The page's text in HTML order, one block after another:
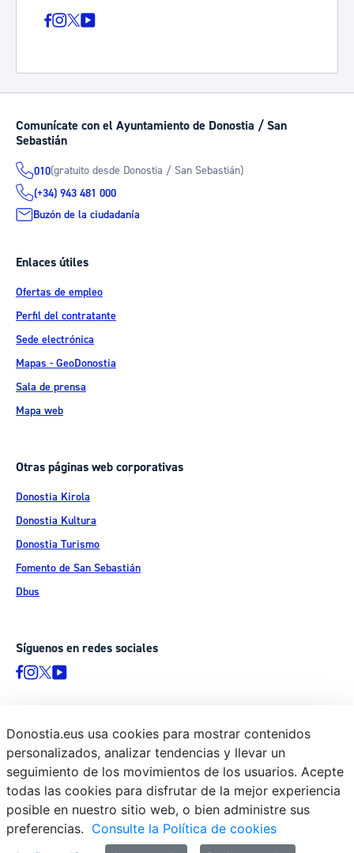
Comunícate con el Ayuntamiento de Donostia / San
Sebastián
010(gratuito desde Donostia / San Sebastián)
(+34) 943 481 000
Buzón de la ciudadanía
Enlaces útiles
Ofertas de empleo
Perfil del contratante
Sede electrónica
Mapas - GeoDonostia
Sala de prensa
Mapa web
Otras páginas web corporativas
Donostia Kirola
Donostia Kultura
Donostia Turismo
Fomento de San Sebastián
Dbus
Síguenos en redes sociales
© Donostiako Udala - Ayuntamiento de Donostia / San Sebastián
Ijentea 1, 20003 Donostia / San Sebastián
Aviso legal
Política de privacidad
Política de cookies
Declaración de accesibilidad
Donostia.eus usa cookies para mostrar contenidos
personalizados, analizar tendencias y llevar un
seguimiento de los movimientos de los usuarios. Acepte
todas las cookies para disfrutar de la mejor experiencia
posible en nuestro sitio web, o bien administre sus
preferencias. Consulte la Política de cookies